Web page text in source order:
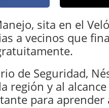
sita en el
a vecinos que
de Seguridad,
región y al
para aprender